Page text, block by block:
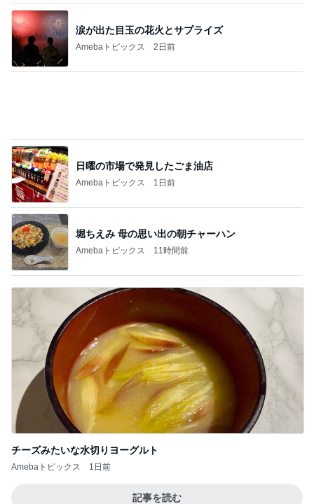
涙が出た目玉の花火とサプライズ
Amebaトピックス 2日前
日曜の市場で発見したごま油店
Amebaトピックス 1日前
堀ちえみ 母の思い出の朝チャーハン
Amebaトピックス 11時間前
チーズみたいな水切りヨーグルト
Amebaトピックス 1日前
記事を読む